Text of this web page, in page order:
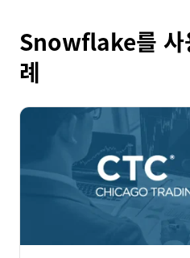
전체 데이터 세트를 압축 해제
수 있습니다.
은 효율성을 제공합니다. 파일
적 쿼리를 가능하게 해 성능을 향
선택입니다.
Snowflake를 사
례